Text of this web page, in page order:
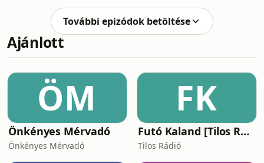
hőség okozta válsághelyzetet?
Orbánnak már a Fideszesek sem
hisznek Odze György, író – ÉS-ben
megjelent cikke kapcsán - Menjenek a
túróba a fanyalgók, itt forradalom
További epizódok betöltése
Ajánlott
ÖM
Önkényes Mérvadó
Önkényes Mérvadó
FK
Futó Kaland [Tilos Rádió podcast]
Tilos Rádió